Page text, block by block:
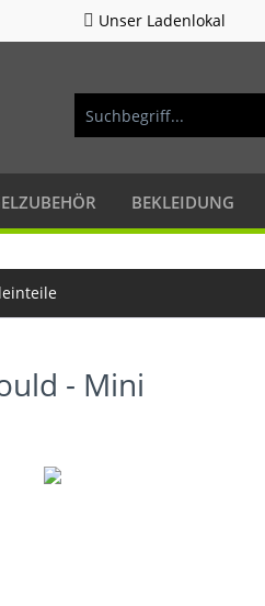
Unser Ladenlokal
BEKLEIDUNG
- Mini